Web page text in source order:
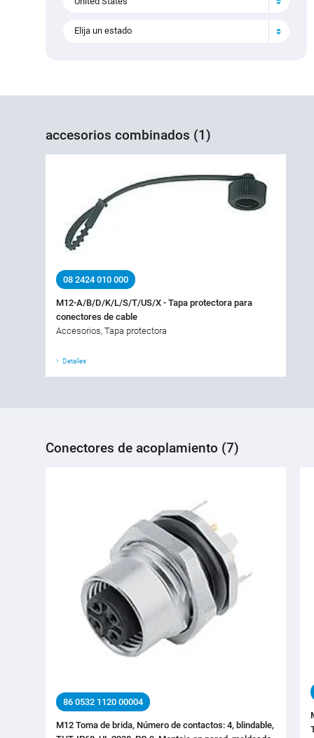
Elija un estado
accesorios combinados (1)
08 2424 010 000
M12-A/B/D/K/L/S/T/US/X - Tapa protectora para
conectores de cable
Accesorios, Tapa protectora
Detalles
Conectores de acoplamiento (7)
86 0532 1120 00004
M12 Toma de brida, Número de contactos: 4, blindable,